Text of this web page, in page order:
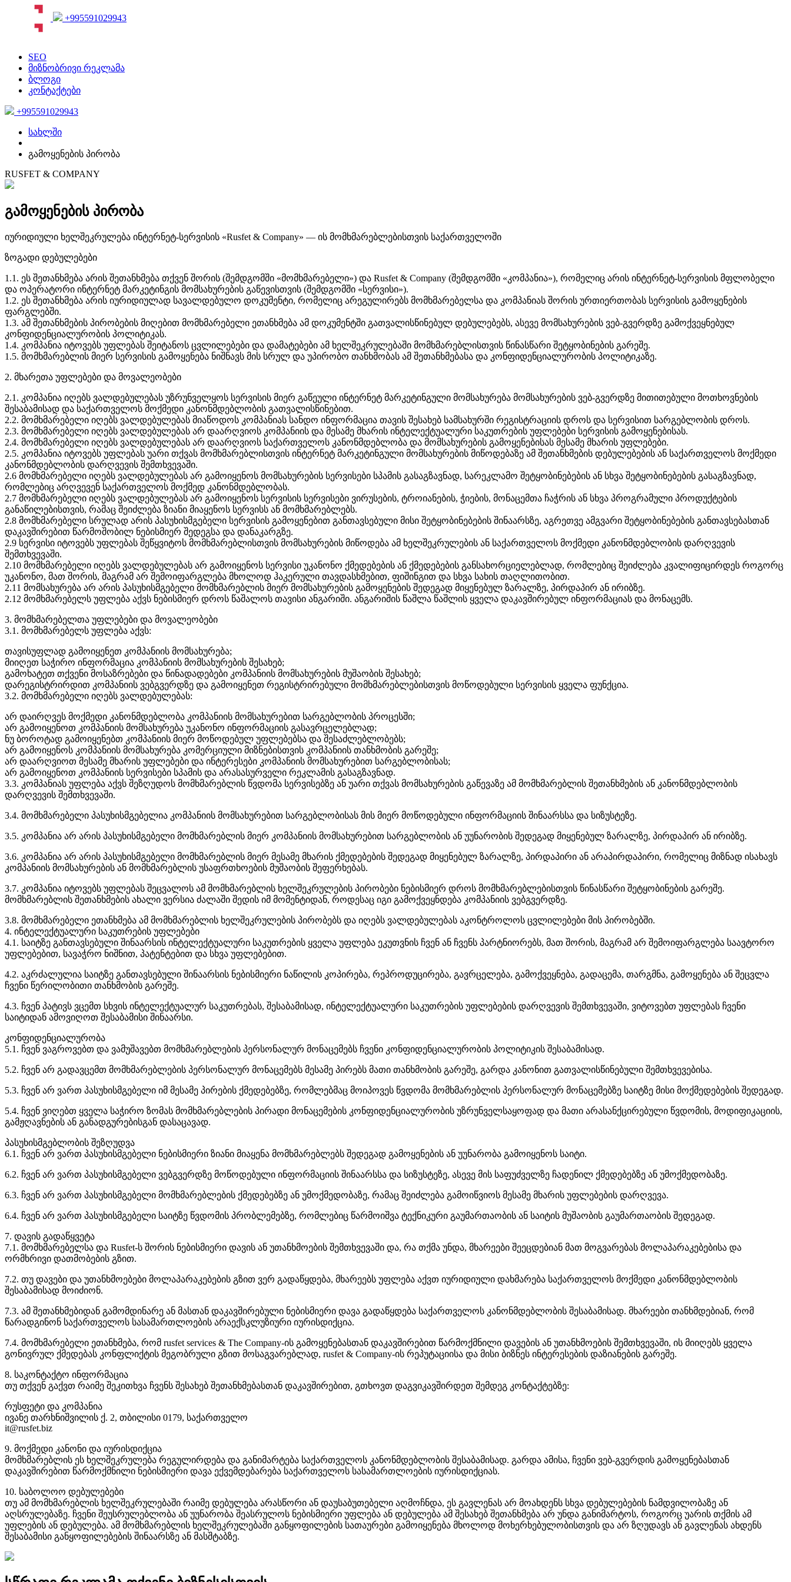
+995591029943
SEO
მიზნობრივი რეკლამა
ბლოგი
კონტაქტები
+995591029943
სახლში
გამოყენების პირობა
RUSFET & COMPANY
გამოყენების პირობა
იურიდიული ხელშეკრულება ინტერნეტ-სერვისის «Rusfet & Company» — ის მომხმარებლებისთვის საქართველოში
ზოგადი დებულებები
1.1. ეს შეთანხმება არის შეთანხმება თქვენ შორის (შემდგომში «მომხმარებელი») და Rusfet & Company (შემდგომში «კომპანია»), რომელიც არის ინტერნეტ-სერვისის მფლობელი
და ოპერატორი ინტერნეტ მარკეტინგის მომსახურების გაწევისთვის (შემდგომში «სერვისი»).
1.2. ეს შეთანხმება არის იურიდიულად სავალდებულო დოკუმენტი, რომელიც არეგულირებს მომხმარებელსა და კომპანიას შორის ურთიერთობას სერვისის გამოყენების
ფარგლებში.
1.3. ამ შეთანხმების პირობების მიღებით მომხმარებელი ეთანხმება ამ დოკუმენტში გათვალისწინებულ დებულებებს, ასევე მომსახურების ვებ-გვერდზე გამოქვეყნებულ
კონფიდენციალურობის პოლიტიკას.
1.4. კომპანია იტოვებს უფლებას შეიტანოს ცვლილებები და დამატებები ამ ხელშეკრულებაში მომხმარებლისთვის წინასწარი შეტყობინების გარეშე.
1.5. მომხმარებლის მიერ სერვისის გამოყენება ნიშნავს მის სრულ და უპირობო თანხმობას ამ შეთანხმებასა და კონფიდენციალურობის პოლიტიკაზე.
2. მხარეთა უფლებები და მოვალეობები
2.1. კომპანია იღებს ვალდებულებას უზრუნველყოს სერვისის მიერ გაწეული ინტერნეტ მარკეტინგული მომსახურება მომსახურების ვებ-გვერდზე მითითებული მოთხოვნების
შესაბამისად და საქართველოს მოქმედი კანონმდებლობის გათვალისწინებით.
2.2. მომხმარებელი იღებს ვალდებულებას მიაწოდოს კომპანიას სანდო ინფორმაცია თავის შესახებ სამსახურში რეგისტრაციის დროს და სერვისით სარგებლობის დროს.
2.3. მომხმარებელი იღებს ვალდებულებას არ დაარღვიოს კომპანიის და მესამე მხარის ინტელექტუალური საკუთრების უფლებები სერვისის გამოყენებისას.
2.4. მომხმარებელი იღებს ვალდებულებას არ დაარღვიოს საქართველოს კანონმდებლობა და მომსახურების გამოყენებისას მესამე მხარის უფლებები.
2.5. კომპანია იტოვებს უფლებას უარი თქვას მომხმარებლისთვის ინტერნეტ მარკეტინგული მომსახურების მიწოდებაზე ამ შეთანხმების დებულებების ან საქართველოს მოქმედი
კანონმდებლობის დარღვევის შემთხვევაში.
2.6 მომხმარებელი იღებს ვალდებულებას არ გამოიყენოს მომსახურების სერვისები სპამის გასაგზავნად, სარეკლამო შეტყობინებების ან სხვა შეტყობინებების გასაგზავნად,
რომლებიც არღვევენ საქართველოს მოქმედ კანონმდებლობას.
2.7 მომხმარებელი იღებს ვალდებულებას არ გამოიყენოს სერვისის სერვისები ვირუსების, ტროიანების, ჭიების, მონაცემთა ჩაჭრის ან სხვა პროგრამული პროდუქტების
განაწილებისთვის, რამაც შეიძლება ზიანი მიაყენოს სერვისს ან მომხმარებლებს.
2.8 მომხმარებელი სრულად არის პასუხისმგებელი სერვისის გამოყენებით განთავსებული მისი შეტყობინებების შინაარსზე, აგრეთვე ამგვარი შეტყობინებების განთავსებასთან
დაკავშირებით წარმოშობილ ნებისმიერ შედეგსა და დანაკარგზე.
2.9 სერვისი იტოვებს უფლებას შეწყვიტოს მომხმარებლისთვის მომსახურების მიწოდება ამ ხელშეკრულების ან საქართველოს მოქმედი კანონმდებლობის დარღვევის
შემთხვევაში.
2.10 მომხმარებელი იღებს ვალდებულებას არ გამოიყენოს სერვისი უკანონო ქმედებების ან ქმედებების განსახორციელებლად, რომლებიც შეიძლება კვალიფიცირდეს როგორც
უკანონო, მათ შორის, მაგრამ არ შემოიფარგლება მხოლოდ ჰაკერული თავდასხმებით, ფიშინგით და სხვა სახის თაღლითობით.
2.11 მომსახურება არ არის პასუხისმგებელი მომხმარებლის მიერ მომსახურების გამოყენების შედეგად მიყენებულ ზარალზე, პირდაპირ ან ირიბზე.
2.12 მომხმარებელს უფლება აქვს ნებისმიერ დროს წაშალოს თავისი ანგარიში. ანგარიშის წაშლა წაშლის ყველა დაკავშირებულ ინფორმაციას და მონაცემს.
3. მომხმარებელთა უფლებები და მოვალეობები
3.1. მომხმარებელს უფლება აქვს:
თავისუფლად გამოიყენეთ კომპანიის მომსახურება;
მიიღეთ საჭირო ინფორმაცია კომპანიის მომსახურების შესახებ;
გამოხატეთ თქვენი მოსაზრებები და წინადადებები კომპანიის მომსახურების მუშაობის შესახებ;
დარეგისტრირდით კომპანიის ვებგვერდზე და გამოიყენეთ რეგისტრირებული მომხმარებლებისთვის მოწოდებული სერვისის ყველა ფუნქცია.
3.2. მომხმარებელი იღებს ვალდებულებას:
არ დაირღვეს მოქმედი კანონმდებლობა კომპანიის მომსახურებით სარგებლობის პროცესში;
არ გამოიყენოთ კომპანიის მომსახურება უკანონო ინფორმაციის გასავრცელებლად;
ნუ ბოროტად გამოიყენებთ კომპანიის მიერ მოწოდებულ უფლებებსა და შესაძლებლობებს;
არ გამოიყენოს კომპანიის მომსახურება კომერციული მიზნებისთვის კომპანიის თანხმობის გარეშე;
არ დაარღვიოთ მესამე მხარის უფლებები და ინტერესები კომპანიის მომსახურებით სარგებლობისას;
არ გამოიყენოთ კომპანიის სერვისები სპამის და არასასურველი რეკლამის გასაგზავნად.
3.3. კომპანიას უფლება აქვს შეზღუდოს მომხმარებლის წვდომა სერვისებზე ან უარი თქვას მომსახურების გაწევაზე ამ მომხმარებლის შეთანხმების ან კანონმდებლობის
დარღვევის შემთხვევაში.
3.4. მომხმარებელი პასუხისმგებელია კომპანიის მომსახურებით სარგებლობისას მის მიერ მოწოდებული ინფორმაციის შინაარსსა და სიზუსტეზე.
3.5. კომპანია არ არის პასუხისმგებელი მომხმარებლის მიერ კომპანიის მომსახურებით სარგებლობის ან უუნარობის შედეგად მიყენებულ ზარალზე, პირდაპირ ან ირიბზე.
3.6. კომპანია არ არის პასუხისმგებელი მომხმარებლის მიერ მესამე მხარის ქმედებების შედეგად მიყენებულ ზარალზე, პირდაპირი ან არაპირდაპირი, რომელიც მიზნად ისახავს
კომპანიის მომსახურების ან მომხმარებლის უსაფრთხოების მუშაობის შეფერხებას.
3.7. კომპანია იტოვებს უფლებას შეცვალოს ამ მომხმარებლის ხელშეკრულების პირობები ნებისმიერ დროს მომხმარებლებისთვის წინასწარი შეტყობინების გარეშე.
მომხმარებლის შეთანხმების ახალი ვერსია ძალაში შედის იმ მომენტიდან, როდესაც იგი გამოქვეყნდება კომპანიის ვებგვერდზე.
3.8. მომხმარებელი ეთანხმება ამ მომხმარებლის ხელშეკრულების პირობებს და იღებს ვალდებულებას აკონტროლოს ცვლილებები მის პირობებში.
4. ინტელექტუალური საკუთრების უფლებები
4.1. საიტზე განთავსებული შინაარსის ინტელექტუალური საკუთრების ყველა უფლება ეკუთვნის ჩვენ ან ჩვენს პარტნიორებს, მათ შორის, მაგრამ არ შემოიფარგლება საავტორო
უფლებებით, სავაჭრო ნიშნით, პატენტებით და სხვა უფლებებით.
4.2. აკრძალულია საიტზე განთავსებული შინაარსის ნებისმიერი ნაწილის კოპირება, რეპროდუცირება, გავრცელება, გამოქვეყნება, გადაცემა, თარგმნა, გამოყენება ან შეცვლა
ჩვენი წერილობითი თანხმობის გარეშე.
4.3. ჩვენ პატივს ვცემთ სხვის ინტელექტუალურ საკუთრებას, შესაბამისად, ინტელექტუალური საკუთრების უფლებების დარღვევის შემთხვევაში, ვიტოვებთ უფლებას ჩვენი
საიტიდან ამოვიღოთ შესაბამისი შინაარსი.
კონფიდენციალურობა
5.1. ჩვენ ვაგროვებთ და ვამუშავებთ მომხმარებლების პერსონალურ მონაცემებს ჩვენი კონფიდენციალურობის პოლიტიკის შესაბამისად.
5.2. ჩვენ არ გადავცემთ მომხმარებლების პერსონალურ მონაცემებს მესამე პირებს მათი თანხმობის გარეშე, გარდა კანონით გათვალისწინებული შემთხვევებისა.
5.3. ჩვენ არ ვართ პასუხისმგებელი იმ მესამე პირების ქმედებებზე, რომლებმაც მოიპოვეს წვდომა მომხმარებლის პერსონალურ მონაცემებზე საიტზე მისი მოქმედებების შედეგად.
5.4. ჩვენ ვიღებთ ყველა საჭირო ზომას მომხმარებლების პირადი მონაცემების კონფიდენციალურობის უზრუნველსაყოფად და მათი არასანქცირებული წვდომის, მოდიფიკაციის,
გამჟღავნების ან განადგურებისგან დასაცავად.
პასუხისმგებლობის შეზღუდვა
6.1. ჩვენ არ ვართ პასუხისმგებელი ნებისმიერი ზიანი მიაყენა მომხმარებლებს შედეგად გამოყენების ან უუნარობა გამოიყენოს საიტი.
6.2. ჩვენ არ ვართ პასუხისმგებელი ვებგვერდზე მოწოდებული ინფორმაციის შინაარსსა და სიზუსტეზე, ასევე მის საფუძველზე ჩადენილ ქმედებებზე ან უმოქმედობაზე.
6.3. ჩვენ არ ვართ პასუხისმგებელი მომხმარებლების ქმედებებზე ან უმოქმედობაზე, რამაც შეიძლება გამოიწვიოს მესამე მხარის უფლებების დარღვევა.
6.4. ჩვენ არ ვართ პასუხისმგებელი საიტზე წვდომის პრობლემებზე, რომლებიც წარმოიშვა ტექნიკური გაუმართაობის ან საიტის მუშაობის გაუმართაობის შედეგად.
7. დავის გადაწყვეტა
7.1. მომხმარებელსა და Rusfet-ს შორის ნებისმიერი დავის ან უთანხმოების შემთხვევაში და, რა თქმა უნდა, მხარეები შეეცდებიან მათ მოგვარებას მოლაპარაკებებისა და
ორმხრივი დათმობების გზით.
7.2. თუ დავები და უთანხმოებები მოლაპარაკებების გზით ვერ გადაწყდება, მხარეებს უფლება აქვთ იურიდიული დახმარება საქართველოს მოქმედი კანონმდებლობის
შესაბამისად მოიძიონ.
7.3. ამ შეთანხმებიდან გამომდინარე ან მასთან დაკავშირებული ნებისმიერი დავა გადაწყდება საქართველოს კანონმდებლობის შესაბამისად. მხარეები თანხმდებიან, რომ
წარადგინონ საქართველოს სასამართლოების არაექსკლუზიური იურისდიქცია.
7.4. მომხმარებელი ეთანხმება, რომ rusfet services & The Company-ის გამოყენებასთან დაკავშირებით წარმოქმნილი დავების ან უთანხმოების შემთხვევაში, ის მიიღებს ყველა
გონივრულ ქმედებას კონფლიქტის მეგობრული გზით მოსაგვარებლად, rusfet & Company-ის რეპუტაციისა და მისი ბიზნეს ინტერესების დაზიანების გარეშე.
8. საკონტაქტო ინფორმაცია
თუ თქვენ გაქვთ რაიმე შეკითხვა ჩვენს შესახებ შეთანხმებასთან დაკავშირებით, გთხოვთ დაგვიკავშირდეთ შემდეგ კონტაქტებზე:
რუსფეტი და კომპანია
ივანე თარხნიშვილის ქ. 2, თბილისი 0179, საქართველო
it@rusfet.biz
9. მოქმედი კანონი და იურისდიქცია
მომხმარებლის ეს ხელშეკრულება რეგულირდება და განიმარტება საქართველოს კანონმდებლობის შესაბამისად. გარდა ამისა, ჩვენი ვებ-გვერდის გამოყენებასთან
დაკავშირებით წარმოქმნილი ნებისმიერი დავა ექვემდებარება საქართველოს სასამართლოების იურისდიქციას.
10. საბოლოო დებულებები
თუ ამ მომხმარებლის ხელშეკრულებაში რაიმე დებულება არასწორი ან დაუსაბუთებელი აღმოჩნდა, ეს გავლენას არ მოახდენს სხვა დებულებების ნამდვილობაზე ან
აღსრულებაზე. ჩვენი შეუსრულებლობა ან უუნარობა შეასრულოს ნებისმიერი უფლება ან დებულება ამ შესახებ შეთანხმება არ უნდა განიმარტოს, როგორც უარის თქმის ამ
უფლების ან დებულება. ამ მომხმარებლის ხელშეკრულებაში განყოფილების სათაურები გამოიყენება მხოლოდ მოხერხებულობისთვის და არ ზღუდავს ან გავლენას ახდენს
შესაბამისი განყოფილებების შინაარსზე ან მასშტაბზე.